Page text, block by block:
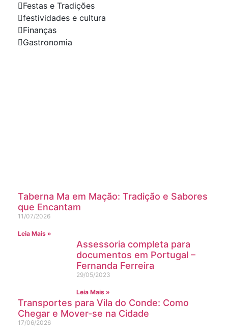
Festas e Tradições
festividades e cultura
Finanças
Gastronomia
Taberna Ma em Mação: Tradição e Sabores
que Encantam
11/07/2026
Leia Mais »
Assessoria completa para
documentos em Portugal –
Fernanda Ferreira
29/05/2023
Leia Mais »
Transportes para Vila do Conde: Como
Chegar e Mover-se na Cidade
17/06/2026